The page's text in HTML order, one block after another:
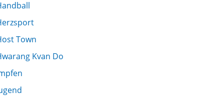
Town
Kvan Do